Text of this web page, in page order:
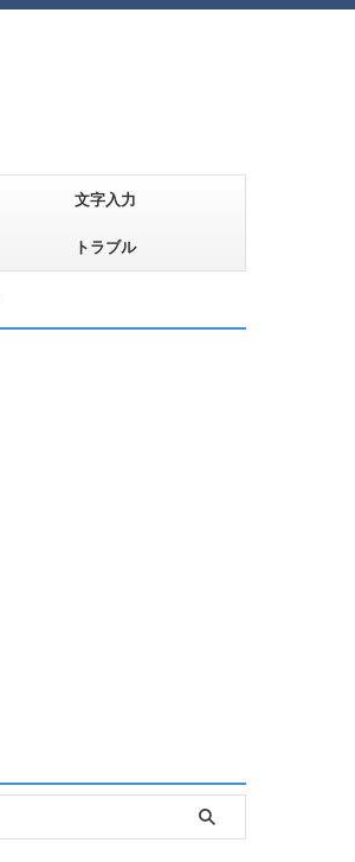
文字入力
トラブル